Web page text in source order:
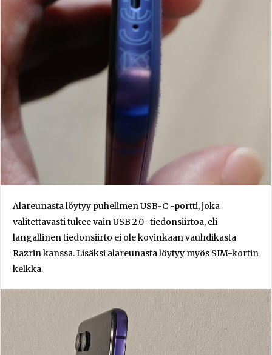
Alareunasta löytyy puhelimen USB-C -portti, joka
valitettavasti tukee vain USB 2.0 -tiedonsiirtoa, eli
langallinen tiedonsiirto ei ole kovinkaan vauhdikasta
Razrin kanssa. Lisäksi alareunasta löytyy myös SIM-kortin
kelkka.